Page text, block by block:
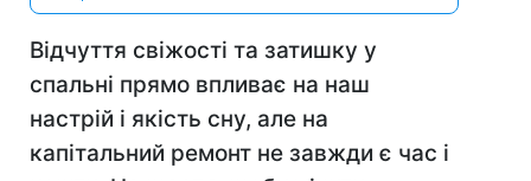
Відчуття свіжості та затишку у
спальні прямо впливає на наш
настрій і якість сну, але на
капітальний ремонт не завжди є час і